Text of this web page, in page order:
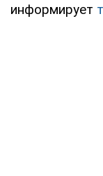
информирует